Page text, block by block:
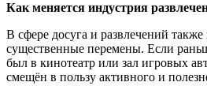
Как меняется индустрия
В сфере досуга и развлечений
существенные перемены. Если
был в кинотеатр или зал игровых
смещён в пользу активного и